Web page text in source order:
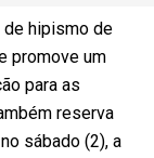
de hipismo de
promove um
para as
reserva
sábado (2), a